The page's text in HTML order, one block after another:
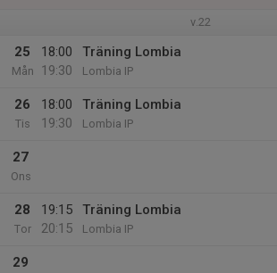
v.22
25
Mån
18:00
19:30
Träning Lombia
Lombia IP
26
Tis
18:00
19:30
Träning Lombia
Lombia IP
27
Ons
28
Tor
19:15
20:15
Träning Lombia
Lombia IP
29